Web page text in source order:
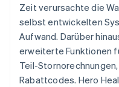
Zeit verursachte die
selbst entwickelten
Aufwand. Darüber
erweiterte Funktionen
Teil-
Rabattcodes. Hero